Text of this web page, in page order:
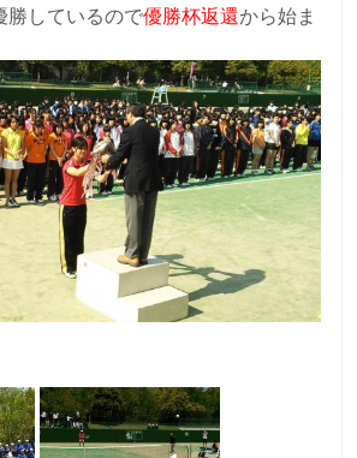
勝しているので優勝杯返還から始ま